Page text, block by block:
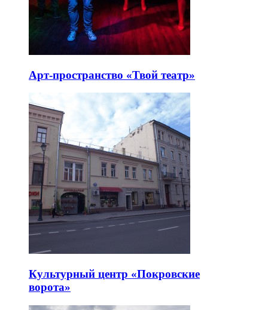
Арт-пространство «Твой театр»
Культурный центр «Покровские
ворота»